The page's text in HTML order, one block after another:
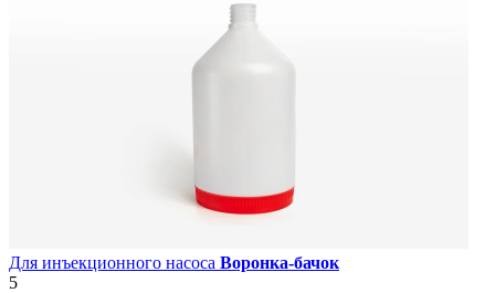
Для инъекционного насоса Воронка-бачок
5